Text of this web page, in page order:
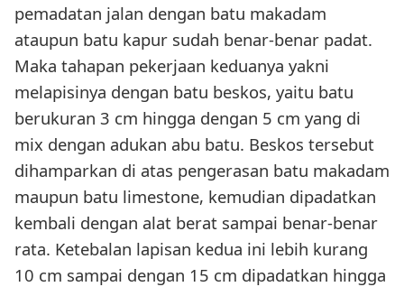
pemadatan jalan dengan batu makadam
ataupun batu kapur sudah benar-benar padat.
Maka tahapan pekerjaan keduanya yakni
melapisinya dengan batu beskos, yaitu batu
berukuran 3 cm hingga dengan 5 cm yang di
mix dengan adukan abu batu. Beskos tersebut
dihamparkan di atas pengerasan batu makadam
maupun batu limestone, kemudian dipadatkan
kembali dengan alat berat sampai benar-benar
rata. Ketebalan lapisan kedua ini lebih kurang
10 cm sampai dengan 15 cm dipadatkan hingga